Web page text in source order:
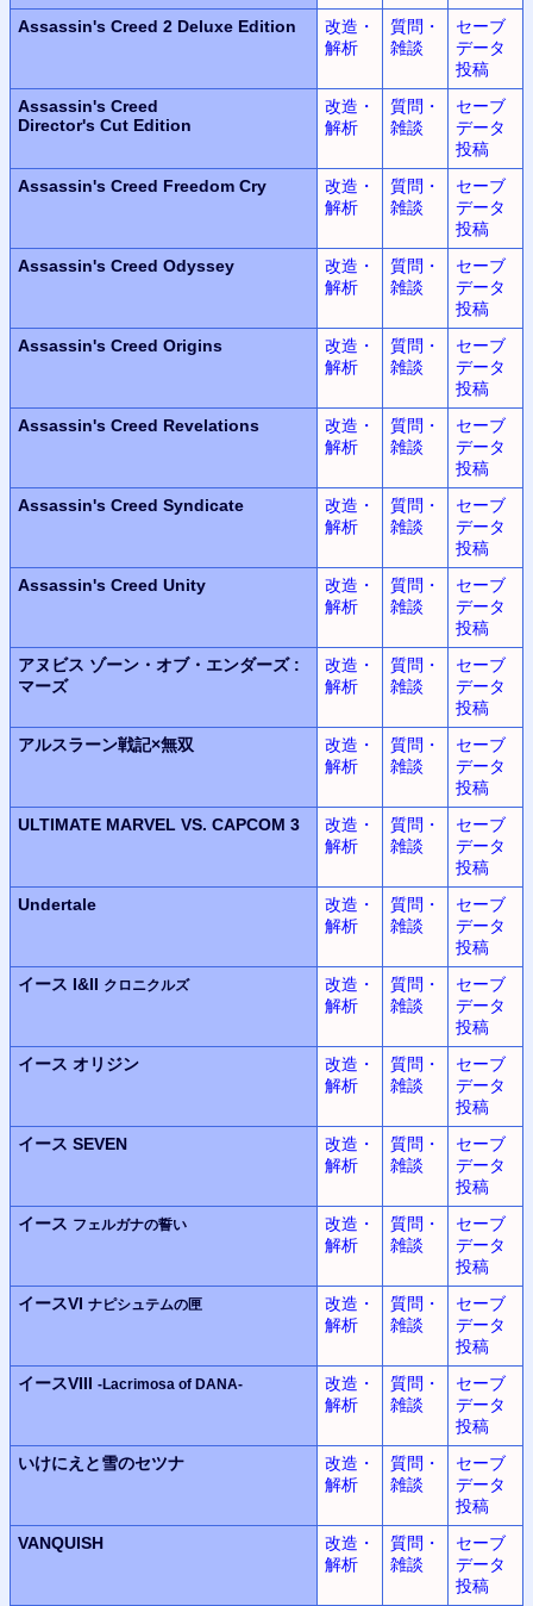
Assassin's Creed 2 Deluxe Edition
改造・
解析
質問・
雑談
セーブ
データ
投稿
Assassin's Creed
Director's Cut Edition
改造・
解析
質問・
雑談
セーブ
データ
投稿
Assassin's Creed Freedom Cry
改造・
解析
質問・
雑談
セーブ
データ
投稿
Assassin's Creed Odyssey
改造・
解析
質問・
雑談
セーブ
データ
投稿
Assassin's Creed Origins
改造・
解析
質問・
雑談
セーブ
データ
投稿
Assassin's Creed Revelations
改造・
解析
質問・
雑談
セーブ
データ
投稿
Assassin's Creed Syndicate
改造・
解析
質問・
雑談
セーブ
データ
投稿
Assassin's Creed Unity
改造・
解析
質問・
雑談
セーブ
データ
投稿
アヌビス ゾーン・オブ・エンダーズ:
マーズ
改造・
解析
質問・
雑談
セーブ
データ
投稿
アルスラーン戦記×無双
改造・
解析
質問・
雑談
セーブ
データ
投稿
ULTIMATE MARVEL VS. CAPCOM 3
改造・
解析
質問・
雑談
セーブ
データ
投稿
Undertale
改造・
解析
質問・
雑談
セーブ
データ
投稿
イース I&II クロニクルズ
改造・
解析
質問・
雑談
セーブ
データ
投稿
イース オリジン
改造・
解析
質問・
雑談
セーブ
データ
投稿
イース SEVEN
改造・
解析
質問・
雑談
セーブ
データ
投稿
イース フェルガナの誓い
改造・
解析
質問・
雑談
セーブ
データ
投稿
イースVI ナピシュテムの匣
改造・
解析
質問・
雑談
セーブ
データ
投稿
イースVIII -Lacrimosa of DANA-
改造・
解析
質問・
雑談
セーブ
データ
投稿
いけにえと雪のセツナ
改造・
解析
質問・
雑談
セーブ
データ
投稿
VANQUISH
改造・
解析
質問・
雑談
セーブ
データ
投稿